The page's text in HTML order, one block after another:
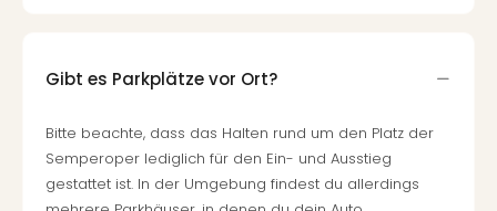
Gibt es Parkplätze vor Ort?
Bitte beachte, dass das Halten rund um den Platz der
Semperoper lediglich für den Ein- und Ausstieg
gestattet ist. In der Umgebung findest du allerdings